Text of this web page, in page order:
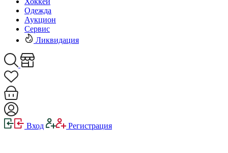
Одежда
Аукцион
Сервис
Ликвидация
Вход Регистрация